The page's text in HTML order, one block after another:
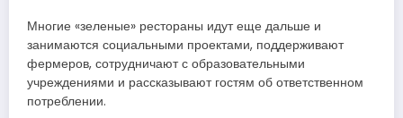
Многие «зеленые» рестораны идут еще дальше и
занимаются социальными проектами, поддерживают
фермеров, сотрудничают с образовательными
учреждениями и рассказывают гостям об ответственном
потреблении.